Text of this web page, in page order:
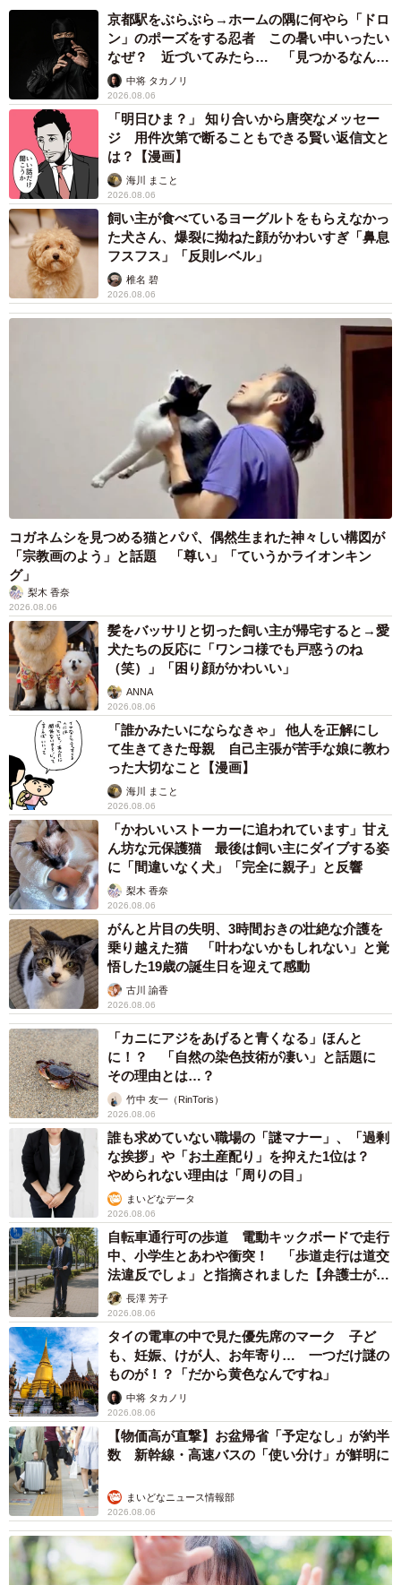
京都駅をぶらぶら→ホームの隅に何やら「ドロ
ン」のポーズをする忍者 この暑い中いったい
なぜ？ 近づいてみたら… 「見つかるなんて
未熟」中将 タカノリ
2026.08.06
「明日ひま？」 知り合いから唐突なメッセー
ジ 用件次第で断ることもできる賢い返信文と
は？【漫画】
海川 まこと
2026.08.06
飼い主が食べているヨーグルトをもらえなかっ
た犬さん、爆裂に拗ねた顔がかわいすぎ「鼻息
フスフス」「反則レベル」
椎名 碧
2026.08.06
コガネムシを見つめる猫とパパ、偶然生まれた神々しい構図が
「宗教画のよう」と話題 「尊い」「ていうかライオンキン
グ」
梨木 香奈
2026.08.06
髪をバッサリと切った飼い主が帰宅すると→愛
犬たちの反応に「ワンコ様でも戸惑うのね
（笑）」「困り顔がかわいい」
ANNA
2026.08.06
「誰かみたいにならなきゃ」 他人を正解にし
て生きてきた母親 自己主張が苦手な娘に教わ
った大切なこと【漫画】
海川 まこと
2026.08.06
「かわいいストーカーに追われています」甘え
ん坊な元保護猫 最後は飼い主にダイブする姿
に「間違いなく犬」「完全に親子」と反響
梨木 香奈
2026.08.06
がんと片目の失明、3時間おきの壮絶な介護を
乗り越えた猫 「叶わないかもしれない」と覚
悟した19歳の誕生日を迎えて感動
古川 諭香
2026.08.06
「カニにアジをあげると青くなる」ほんと
に！？ 「自然の染色技術が凄い」と話題に
その理由とは…？
竹中 友一（RinToris）
2026.08.06
誰も求めていない職場の「謎マナー」、「過剰
な挨拶」や「お土産配り」を抑えた1位は？
やめられない理由は「周りの目」
まいどなデータ
2026.08.06
自転車通行可の歩道 電動キックボードで走行
中、小学生とあわや衝突！ 「歩道走行は道交
法違反でしょ」と指摘されました【弁護士が解
説】長澤 芳子
2026.08.06
タイの電車の中で見た優先席のマーク 子ど
も、妊娠、けが人、お年寄り… 一つだけ謎の
ものが！？「だから黄色なんですね」
中将 タカノリ
2026.08.06
【物価高が直撃】お盆帰省「予定なし」が約半
数 新幹線・高速バスの「使い分け」が鮮明に
まいどなニュース情報部
2026.08.06